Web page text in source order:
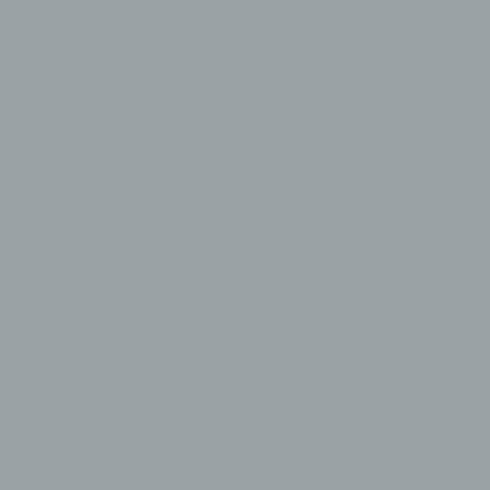
persönliche Aspekte, die sich auf eine natürliche Person
zu bewerten, insbesondere, um Aspekte bezüglich